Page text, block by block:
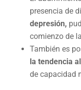
presencia de
depresión,
comienzo de
También es
la tendencia
de capacidad